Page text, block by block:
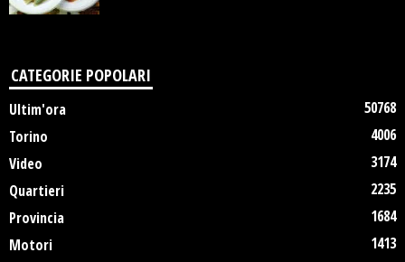
CATEGORIE POPOLARI
Ultim'ora
50768
Torino
4006
Video
3174
Quartieri
2235
Provincia
1684
Motori
1413